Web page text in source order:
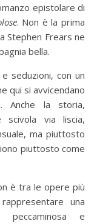
epistolare di
. Non è la prima
Stephen Frears ne
bella.
seduzioni, con un
qui si avvicendano
Anche la storia,
scivola via liscia,
ma piuttosto
piuttosto come
è tra le opere più
una
e